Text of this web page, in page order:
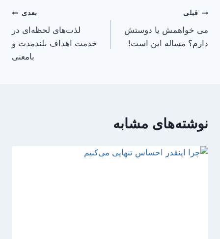
راهبری
نوشته
قبلی
می خواهمش یا دوستش
دارم؟ مساله این است!
بعدی
لذت‌های لحظه‌ای در
خدمت اهداف بلندمدت و
بامعنی
نوشته‌های مشابه